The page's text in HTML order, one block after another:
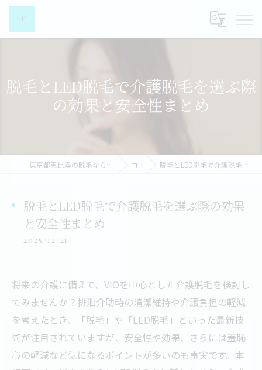
脱毛とLED脱毛で介護脱毛を選ぶ際
の効果と安全性まとめ
東京都恵比寿の脱毛なら都度払い脱毛女性専門店-EN- コラム 脱毛とLED脱毛で介護脱毛を選ぶ際の効果と安全性まとめ
脱毛とLED脱毛で介護脱毛を選ぶ際の効果
と安全性まとめ
2025/12/21
将来の介護に備えて、VIOを中心とした介護脱毛を検討し
てみませんか？排泄介助時の清潔維持や介護負担の軽減
を考えたとき、「脱毛」や「LED脱毛」といった最新技
術が注目されていますが、安全性や効果、さらには羞恥
心の軽減など気になるポイントが多いのも事実です。本